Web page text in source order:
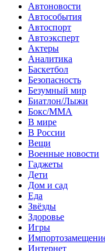
Автоновости
Автособытия
Автоспорт
Автоэксперт
Актеры
Аналитика
Баскетбол
Безопасность
Безумный мир
Биатлон/Лыжи
Бокс/MMA
В мире
В России
Вещи
Военные новости
Гаджеты
Дети
Дом и сад
Еда
Звёзды
Здоровье
Игры
Интернет